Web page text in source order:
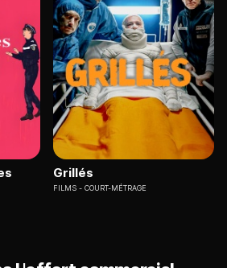
Grillés
FILMS COURT-MÉTRAGE